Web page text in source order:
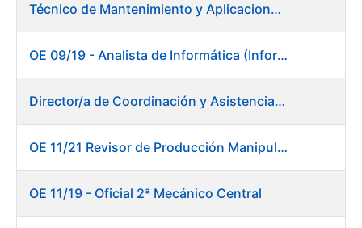
Técnico de Mantenimiento y Aplicaciones Industriales - Centro de trabajo de Burgos
OE 09/19 - Analista de Informática (Informática)
Director/a de Coordinación y Asistencia Técnica a la Presidencia -Dirección General
OE 11/21 Revisor de Producción Manipulado Timbre
OE 11/19 - Oficial 2ª Mecánico Central